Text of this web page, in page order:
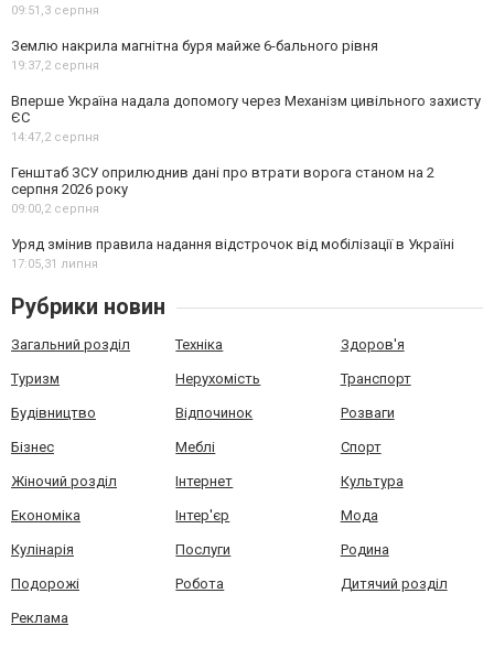
09:51,3 серпня
Землю накрила магнітна буря майже 6-бального рівня
19:37,2 серпня
Вперше Україна надала допомогу через Механізм цивільного захисту
ЄС
14:47,2 серпня
Генштаб ЗСУ оприлюднив дані про втрати ворога станом на 2
серпня 2026 року
09:00,2 серпня
Уряд змінив правила надання відстрочок від мобілізації в Україні
17:05,31 липня
Рубрики новин
Загальний розділ Техніка Здоров'я
Туризм Нерухомість Транспорт
Будівництво Відпочинок Розваги
Бізнес Меблі Спорт
Жіночий розділ Інтернет Культура
Економіка Інтер'єр Мода
Кулінарія Послуги Родина
Подорожі Робота Дитячий розділ
Реклама